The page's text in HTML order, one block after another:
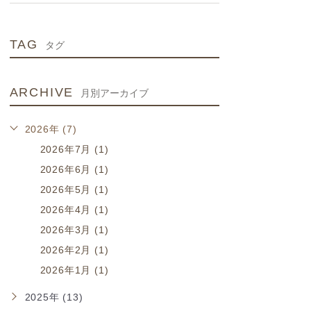
TAG タグ
ARCHIVE 月別アーカイブ
2026年 (7)
2026年7月 (1)
2026年6月 (1)
2026年5月 (1)
2026年4月 (1)
2026年3月 (1)
2026年2月 (1)
2026年1月 (1)
2025年 (13)